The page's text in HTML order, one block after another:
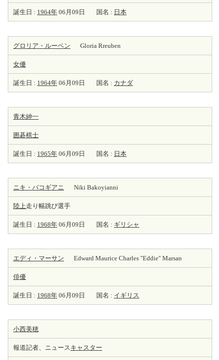
誕生日 : 1964年 06月09日 国名 : 日本
グロリア・ルーベン Gloria Rreuben
女優
誕生日 : 1964年 06月09日 国名 : カナダ
青木紳一
囲碁棋士
誕生日 : 1965年 06月09日 国名 : 日本
ニキ・バコギアニ Niki Bakoyianni
陸上走り幅跳び選手
誕生日 : 1968年 06月09日 国名 : ギリシャ
エディ・マーサン Edward Maurice Charles "Eddie" Marsan
俳優
誕生日 : 1968年 06月09日 国名 : イギリス
小西美穂
報道記者、ニュースキャスター